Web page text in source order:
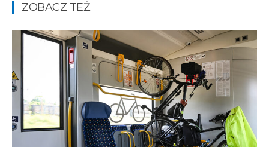
ZOBACZ TEŻ